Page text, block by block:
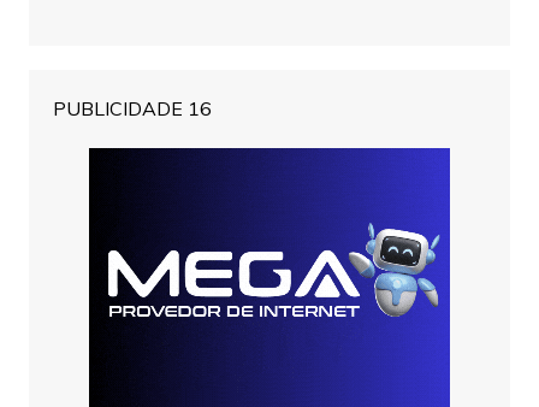
PUBLICIDADE 16